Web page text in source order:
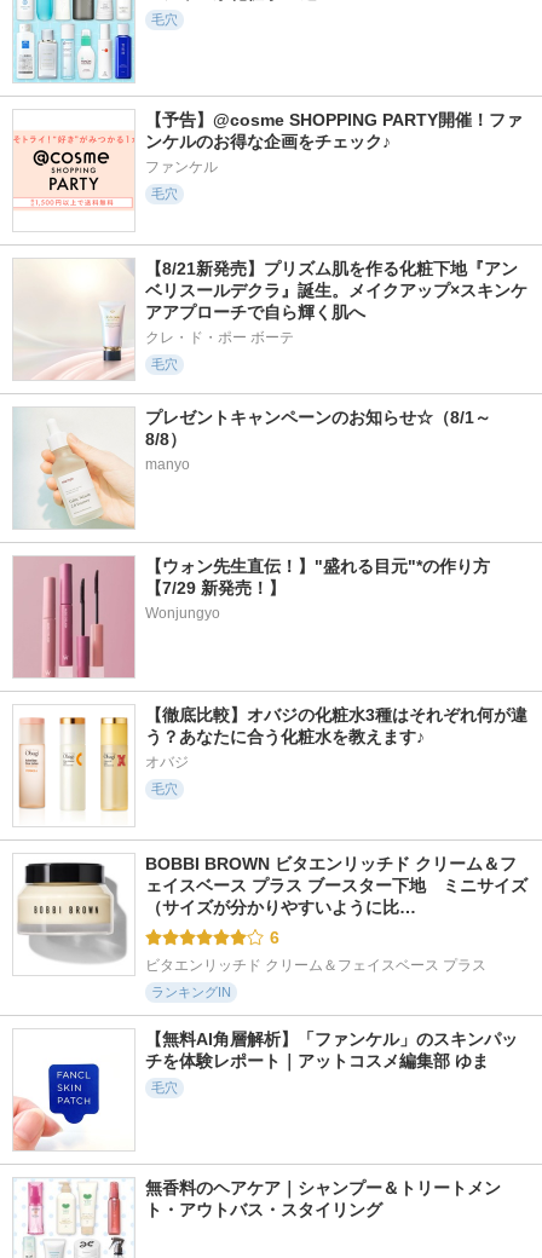
毛穴
【予告】@cosme SHOPPING PARTY開催！ファ
ンケルのお得な企画をチェック♪
ファンケル
毛穴
【8/21新発売】プリズム肌を作る化粧下地『アン
ベリスールデクラ』誕生。メイクアップ×スキンケ
アアプローチで自ら輝く肌へ
クレ・ド・ポー ボーテ
毛穴
プレゼントキャンペーンのお知らせ☆（8/1～
8/8）
manyo
【ウォン先生直伝！】"盛れる目元"*の作り方
【7/29 新発売！】
Wonjungyo
【徹底比較】オバジの化粧水3種はそれぞれ何が違
う？あなたに合う化粧水を教えます♪
オバジ
毛穴
BOBBI BROWN ビタエンリッチド クリーム＆フ
ェイスベース プラス ブースター下地　ミニサイズ
（サイズが分かりやすいように比…
6
ビタエンリッチド クリーム＆フェイスベース プラス
ランキングIN
【無料AI角層解析】「ファンケル」のスキンパッ
チを体験レポート｜アットコスメ編集部 ゆま
毛穴
無香料のヘアケア｜シャンプー＆トリートメン
ト・アウトバス・スタイリング